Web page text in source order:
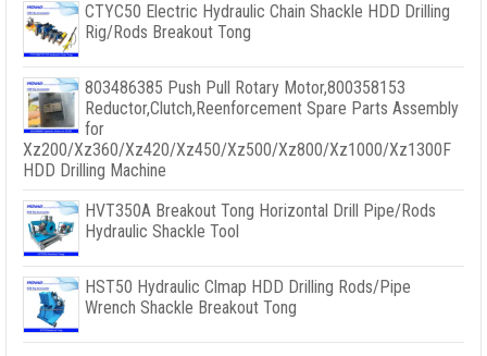
CTYC50 Electric Hydraulic Chain Shackle HDD Drilling
Rig/Rods Breakout Tong
803486385 Push Pull Rotary Motor,800358153
Reductor,Clutch, Reenforcement Spare Parts Assembly
for
Xz200/Xz360/Xz420/Xz450/Xz500/Xz800/Xz1000/Xz1300F
HDD Drilling Machine
HVT350A Breakout Tong Horizontal Drill Pipe/Rods
Hydraulic Shackle Tool
HST50 Hydraulic Clmap HDD Drilling Rods/Pipe
Wrench Shackle Breakout Tong